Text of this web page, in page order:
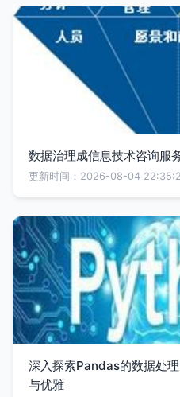
数据治理成信息技术咨询服
更新时间：2026-08-04
深入探索Pandas的数据处
与优雅